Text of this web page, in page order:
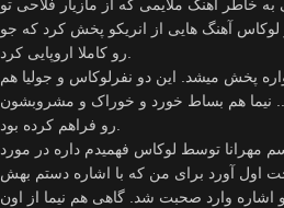
به خاطر آهنگ ملایمی که از مازیار فلاحی تو
لوکاس آهنگ هایی از انریکو پخش کرد که جو
پخش میشد. این دو نفرلوکاس و جولیا هم
نیما هم بساط خورد و خوراک و مشروبشون
توسط لوکاس فهمیدم داره در مورد
اول آورد برای من که با اشاره دستم بهش
اشاره وارد صحبت شد. گاهی هم نیما از اون